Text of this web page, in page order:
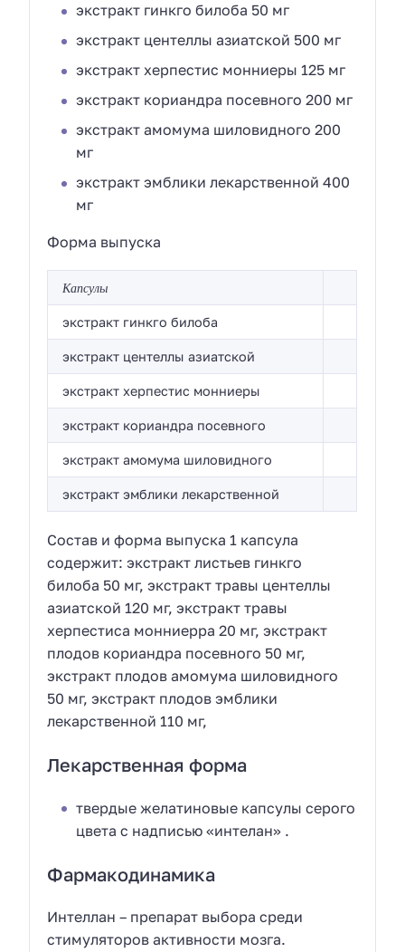
экстракт гинкго билоба 50 мг
экстракт центеллы азиатской 500 мг
экстракт херпестис монниеры 125 мг
экстракт кориандра посевного 200 мг
экстракт амомума шиловидного 200
мг
экстракт эмблики лекарственной 400
мг
Форма выпуска
Капсулы
экстракт гинкго билоба
экстракт центеллы азиатской
экстракт херпестис монниеры
экстракт кориандра посевного
экстракт амомума шиловидного
экстракт эмблики лекарственной
Состав и форма выпуска 1 капсула
содержит: экстракт листьев гинкго
билоба 50 мг, экстракт травы центеллы
азиатской 120 мг, экстракт травы
херпестиса монниерра 20 мг, экстракт
плодов кориандра посевного 50 мг,
экстракт плодов амомума шиловидного
50 мг, экстракт плодов эмблики
лекарственной 110 мг,
Лекарственная форма
твердые желатиновые капсулы серого
цвета с надписью «интелан» .
Фармакодинамика
Интеллан – препарат выбора среди
стимуляторов активности мозга.